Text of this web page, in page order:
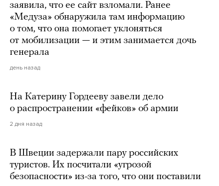
заявила, что ее сайт взломали. Ранее
«Медуза» обнаружила там информацию
о том, что она помогает уклоняться
от мобилизации — и этим занимается дочь
генерала
день назад
На Катерину Гордееву завели дело
о распространении «фейков» об армии
2 дня назад
В Швеции задержали пару российских
туристов. Их посчитали «угрозой
безопасности» из-за того, что они поставили